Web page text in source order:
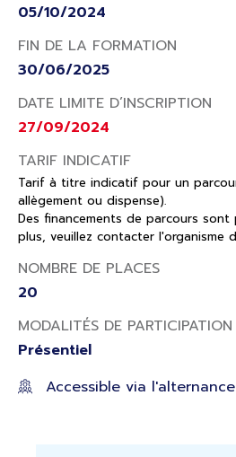
05/10/2024
FIN DE LA FORMATION
30/06/2025
DATE LIMITE D’INSCRIPTION
27/09/2024
TARIF INDICATIF
Tarif à titre indicatif pour un
allègement ou dispense).
Des financements de parcours sont
plus, veuillez contacter l'organisme
NOMBRE DE PLACES
20
MODALITÉS DE PARTICIPATION
Présentiel
Accessible via l'alternance